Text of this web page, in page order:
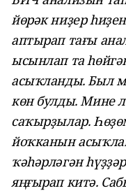
йөрәк ниҙер
аптырап тағы
ысынлап та
асыҡланды. Был
көн булды. Мине
саҡырҙылар.
йоҡканын
ҡәһәрләгән
яңғырап китә.